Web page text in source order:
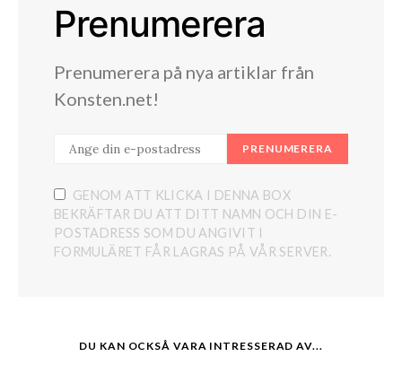
Prenumerera
Prenumerera på nya artiklar från
Konsten.net!
PRENUMERERA
GENOM ATT KLICKA I DENNA BOX
BEKRÄFTAR DU ATT DITT NAMN OCH DIN E-
POSTADRESS SOM DU ANGIVIT I
FORMULÄRET FÅR LAGRAS PÅ VÅR SERVER.
DU KAN OCKSÅ VARA INTRESSERAD AV...